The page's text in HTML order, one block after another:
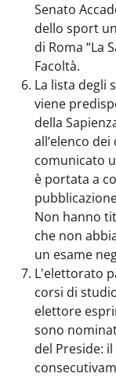
Senato
dello sport
di Roma “La
Facoltà.
La lista degli
viene
della
all’elenco
comunicato
è portata a
Non hanno
che non
un esame
L'elettorato
corsi di
elettore
sono
del Preside: